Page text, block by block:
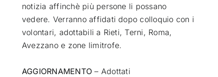
notizia affinchè più persone li possano
vedere. Verranno affidati dopo colloquio con i
volontari, adottabili a Rieti, Terni, Roma,
Avezzano e zone limitrofe.
AGGIORNAMENTO – Adottati